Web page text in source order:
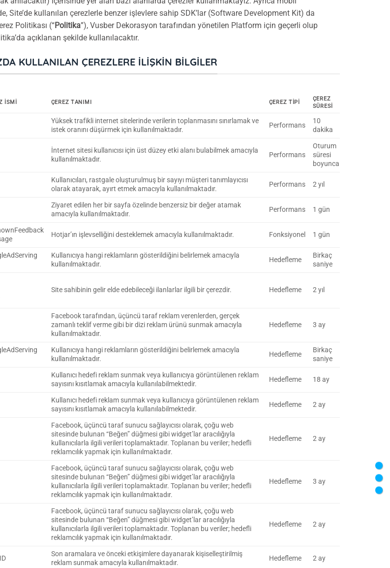
Site’de kullanılan çerezlerle benzer işlevlere sahip SDK’lar (Software Development Kit) da
Politikası (“Politika”), Vusber Dekorasyon tarafından yönetilen Platform için geçerli olup
açıklanan şekilde kullanılacaktır.
KULLANILAN ÇEREZLERE İLIŞKIN BILGILER
ISMI ÇEREZ TANIMI ÇEREZ TIPI
ÇEREZ
SÜRESI
Yüksek trafikli internet sitelerinde verilerin toplanmasını sınırlamak ve
istek oranını düşürmek için kullanılmaktadır.
Performans
10
dakika
İnternet sitesi kullanıcısı için üst düzey etki alanı bulabilmek amacıyla
kullanılmaktadır.
Performans
Oturum
süresi
boyunca
Kullanıcıları, rastgale oluşturulmuş bir sayıyı müşteri tanımlayıcısı
olarak atayarak, ayırt etmek amacıyla kullanılmaktadır.
Performans 2 yıl
Ziyaret edilen her bir sayfa özelinde benzersiz bir değer atamak
amacıyla kullanılmaktadır.
Performans 1 gün
Hotjar’ın işlevselliğini desteklemek amacıyla kullanılmaktadır. Fonksiyonel 1 gün
Kullanıcıya hangi reklamların gösterildiğini belirlemek amacıyla
kullanılmaktadır.
Hedefleme
Birkaç
saniye
Site sahibinin gelir elde edebileceği ilanlarlar ilgili bir çerezdir. Hedefleme 2 yıl
Facebook tarafından, üçüncü taraf reklam verenlerden, gerçek
zamanlı teklif verme gibi bir dizi reklam ürünü sunmak amacıyla
kullanılmaktadır.
Hedefleme 3 ay
Kullanıcıya hangi reklamların gösterildiğini belirlemek amacıyla
kullanılmaktadır.
Hedefleme
Birkaç
saniye
Kullanıcı hedefi reklam sunmak veya kullanıcıya görüntülenen reklam
sayısını kısıtlamak amacıyla kullanılabilmektedir.
Hedefleme 18 ay
Kullanıcı hedefi reklam sunmak veya kullanıcıya görüntülenen reklam
sayısını kısıtlamak amacıyla kullanılabilmektedir.
Hedefleme 2 ay
Facebook, üçüncü taraf sunucu sağlayıcısı olarak, çoğu web
sitesinde bulunan “Beğen” düğmesi gibi widget’lar aracılığıyla
kullanıcılarla ilgili verileri toplamaktadır. Toplanan bu veriler; hedefli
reklamcılık yapmak için kullanılmaktadır.
Hedefleme 2 ay
Facebook, üçüncü taraf sunucu sağlayıcısı olarak, çoğu web
sitesinde bulunan “Beğen” düğmesi gibi widget’lar aracılığıyla
kullanıcılarla ilgili verileri toplamaktadır. Toplanan bu veriler; hedefli
reklamcılık yapmak için kullanılmaktadır.
Hedefleme 3 ay
Facebook, üçüncü taraf sunucu sağlayıcısı olarak, çoğu web
sitesinde bulunan “Beğen” düğmesi gibi widget’lar aracılığıyla
kullanıcılarla ilgili verileri toplamaktadır. Toplanan bu veriler; hedefli
reklamcılık yapmak için kullanılmaktadır.
Hedefleme 2 ay
Son aramalara ve önceki etkişimlere dayanarak kişiselleştirilmiş
reklam sunmak amacıyla kullanılmaktadır.
Hedefleme 2 ay